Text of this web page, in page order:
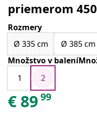
priemerom
Rozmery
Ø 335 cm
Ø 385 cm
Množstvo v
1
2
€ 8999